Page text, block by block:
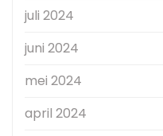
juli 2024
juni 2024
mei 2024
april 2024